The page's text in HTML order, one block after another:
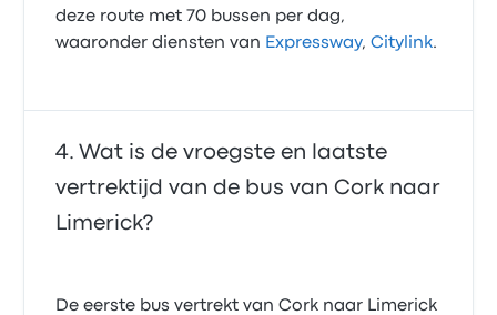
deze route met 70 bussen per dag,
waaronder diensten van Expressway,Citylink.
Wat is de vroegste en laatste
vertrektijd van de bus van Cork naar
Limerick?
De eerste bus vertrekt van Cork naar Limerick